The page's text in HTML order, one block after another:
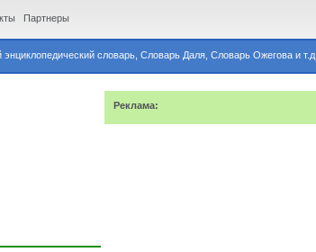
словарь, Словарь Даля, Словарь Ожегова и т.д.
Партнеры
Реклама: